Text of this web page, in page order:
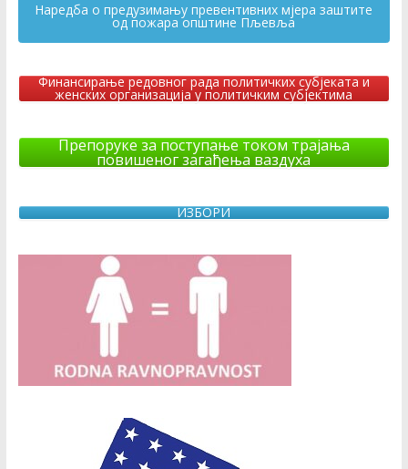
Наредба о предузимању превентивних мјера заштите
од пожара општине Пљевља
Финансирање редовног рада политичких субјеката и
женских организација у политичким субјектима
Препоруке за поступање током трајања
повишеног загађења ваздуха
ИЗБОРИ